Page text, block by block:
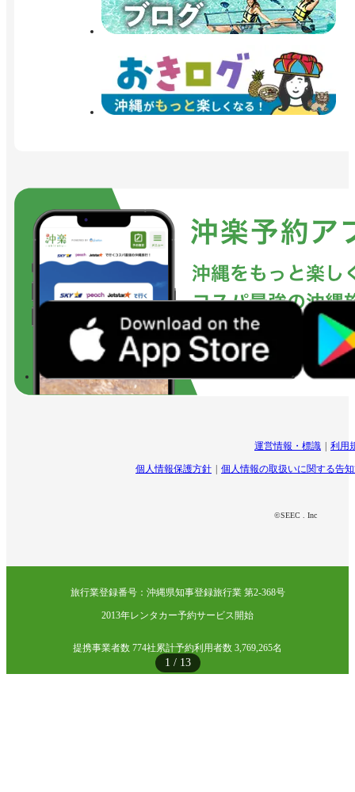
1 / 13
運営情報・標識 利用
個人情報保護方針 個人情報の取扱いに関する告
©SEEC . Inc
旅行業登録番号：沖縄県知事登録旅行業 第2-368号
2013年レンタカー予約サービス開始
提携事業者数 774社累計予約利用者数 3,769,265名